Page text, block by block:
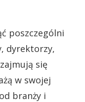
poszczególni
dyrektorzy,
się
w swojej
branży i